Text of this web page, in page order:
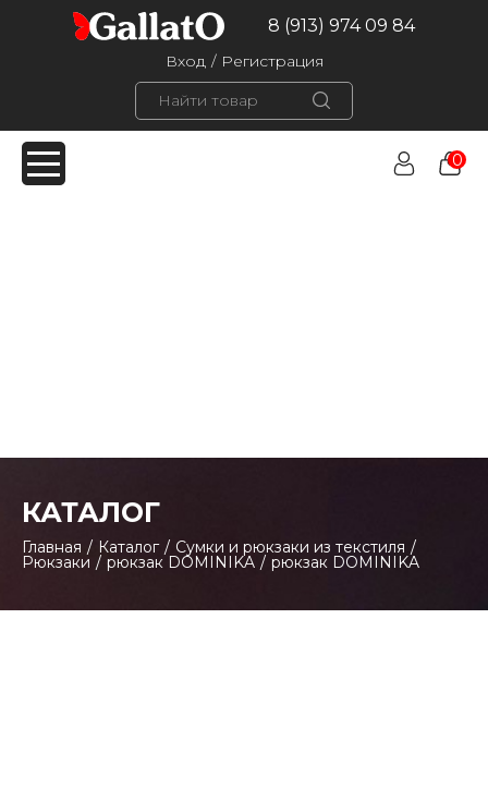
8 (913) 974 09 84
Вход / Регистрация
0
КАТАЛОГ
Главная / Каталог / Сумки и рюкзаки из текстиля /
Рюкзаки / рюкзак DOMINIKA / рюкзак DOMINIKA